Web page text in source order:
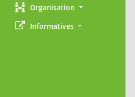
Organisation
Informatives